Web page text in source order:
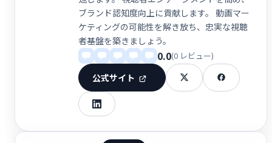
ブランド認知度向上に貢献します。 動画マー
ケティングの可能性を解き放ち、忠実な視聴
者基盤を築きましょう。
0.0(0 レビュー)
公式サイト